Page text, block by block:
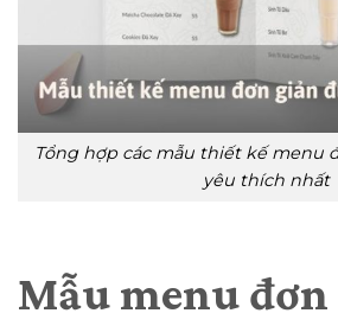
Tổng hợp các mẫu thiết kế menu
yêu thích nhất
Mẫu menu